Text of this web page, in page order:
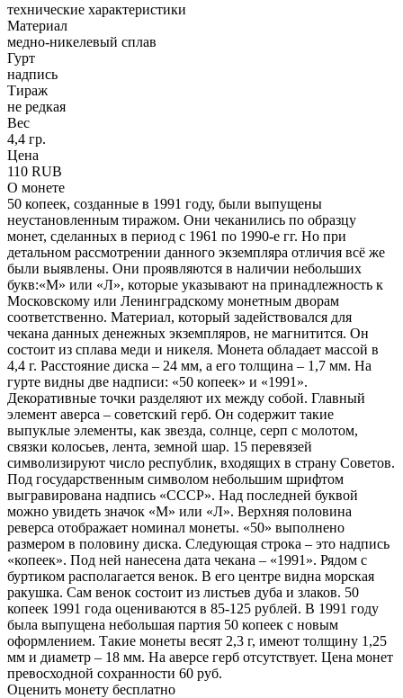
технические характеристики
Материал
медно-никелевый сплав
Гурт
надпись
Тираж
не редкая
Вес
4,4 гр.
Цена
110 RUB
О монете
50 копеек, созданные в 1991 году, были выпущены
неустановленным тиражом. Они чеканились по образцу
монет, сделанных в период с 1961 по 1990-е гг. Но при
детальном рассмотрении данного экземпляра отличия всё же
были выявлены. Они проявляются в наличии небольших
букв:«М» или «Л», которые указывают на принадлежность к
Московскому или Ленинградскому монетным дворам
соответственно. Материал, который задействовался для
чекана данных денежных экземпляров, не магнитится. Он
состоит из сплава меди и никеля. Монета обладает массой в
4,4 г. Расстояние диска – 24 мм, а его толщина – 1,7 мм. На
гурте видны две надписи: «50 копеек» и «1991».
Декоративные точки разделяют их между собой. Главный
элемент аверса – советский герб. Он содержит такие
выпуклые элементы, как звезда, солнце, серп с молотом,
связки колосьев, лента, земной шар. 15 перевязей
символизируют число республик, входящих в страну Советов.
Под государственным символом небольшим шрифтом
выгравирована надпись «СССР». Над последней буквой
можно увидеть значок «М» или «Л». Верхняя половина
реверса отображает номинал монеты. «50» выполнено
размером в половину диска. Следующая строка – это надпись
«копеек». Под ней нанесена дата чекана – «1991». Рядом с
буртиком располагается венок. В его центре видна морская
ракушка. Сам венок состоит из листьев дуба и злаков. 50
копеек 1991 года оцениваются в 85-125 рублей. В 1991 году
была выпущена небольшая партия 50 копеек с новым
оформлением. Такие монеты весят 2,3 г, имеют толщину 1,25
мм и диаметр – 18 мм. На аверсе герб отсутствует. Цена монет
превосходной сохранности 60 руб.
Оценить монету бесплатно